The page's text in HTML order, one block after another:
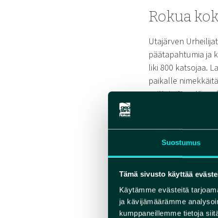
Suostumus
Tämä sivusto käyttää
Käytämme evästeitä
ja kävijämäärämme
kumppaneillemme tietoja
Rokua
Utajärven
päätapahtumia ja
liki 800 katsojaa.
paikalle
voittaja Arvo
keskustelua ja
Kehittämistyö
Näsi, Toivo Sirén,
tehdä ihailemansa
Rokuan Seuran
urheiluhenki.